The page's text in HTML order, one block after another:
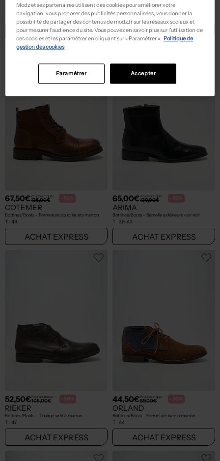
Bottines/Boots - Fermeture zippée noir
44, 45
ACHAT EXPRESS
Bottines/Boots - Fermeture zippée noir
T :40
ACHAT EXPRESS
67,50€Prix boutique :
135,00€ -50%
COTEMER
Bottines/Boots - Fermeture zip et lacets marron
T : 43
ACHAT EXPRESS
65,00€Prix boutique :
130,00€ -50%
ARIMA
Bottines/Boots - Semelle extérieure cuir noir
T : 39, 43
ACHAT EXPRESS
52,50€Prix boutique :
105,00€ -50%
RIEKER
Bottines/Boots - Tissage satiné marron
T : 47
ACHAT EXPRESS
44,50€Prix boutique :
89,00€ -50%
ORLAND
Bottines/Boots - Fermeture lacets marron
T : 44
ACHAT EXPRESS
Modz et ses partenaires utilisent des cookies pour améliorer votre
navigation, vous proposer des publicités personnalisées, vous donner la
possibilité de partager des contenus de modz.fr sur les réseaux sociaux et
pour mesurer l’audience du site. Vous pouvez en savoir plus sur l’utilisation de
ces cookies et les paramétrer en cliquant sur « Paramétrer ». Politique de
gestion des cookies
Accepter
Paramétrer